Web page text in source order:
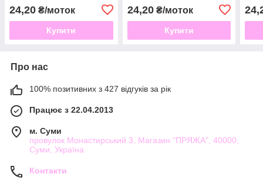
24,20 ₴/моток
Купити
24,20₴/моток
Купити
Про нас
100% позитивних з 427 відгуків за рік
Працює з 22.04.2013
м. Суми
провулок Монастирський 3, Магазин "ПРЯЖА", 40000,
Суми, Україна
Контакти